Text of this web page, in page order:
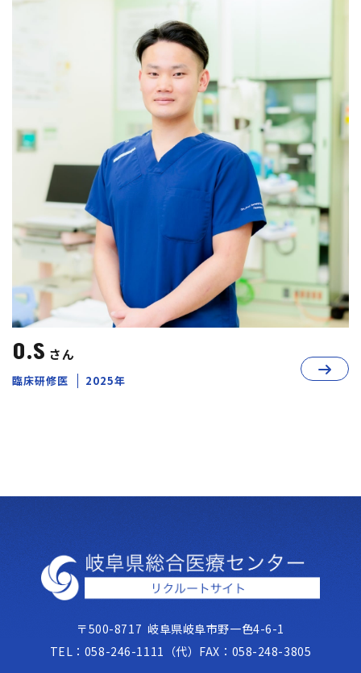
O.S さん
臨床研修医 2025年
〒500-8717 岐阜県岐阜市野一色4-6-1
TEL： 058-246-1111（代） FAX： 058-248-3805